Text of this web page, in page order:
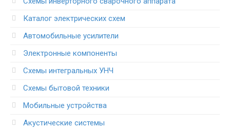
Каталог электрических схем
Автомобильные усилители
Электронные компоненты
Схемы интегральных УНЧ
Схемы бытовой техники
Мобильные устройства
Акустические системы